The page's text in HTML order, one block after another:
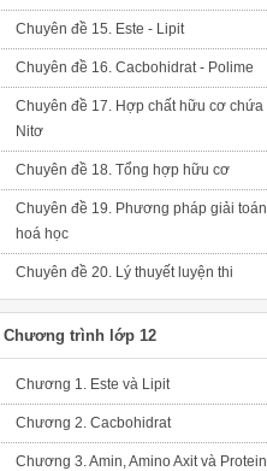
Chuyên đề 15. Este - Lipit
Chuyên đề 16. Cacbohidrat - Polime
Chuyên đề 17. Hợp chất hữu cơ chứa
Nitơ
Chuyên đề 18. Tổng hợp hữu cơ
Chuyên đề 19. Phương pháp giải toán
hoá học
Chuyên đề 20. Lý thuyết luyện thi
Chương trình lớp 12
Chương 1. Este và Lipit
Chương 2. Cacbohidrat
Chương 3. Amin, Amino Axit và Protein